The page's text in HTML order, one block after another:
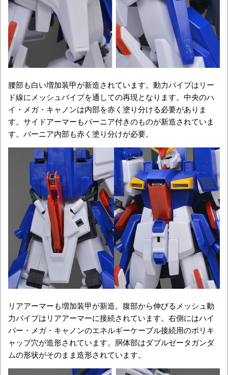
腰部も白い増加装甲が新造されています。動力パイプはリー
ド線にメッシュパイプを通しての再現となります。中央のハ
イ・メガ・キャノンは内部を赤く塗り分ける必要がありま
す。サイドアーマーもバーニア付きのものが新造されていま
す。バーニア内部も赤く塗り分けが必要。
リアアーマーも増加装甲が新造。腹部から伸びるメッシュ動
力パイプはリアアーマーに接続されています。右側にはハイ
パー・メガ・キャノンのエネルギーケーブル接続用のポリキ
ャップ穴が造形されています。胴体部はダブルゼータガンダ
ムの形状がそのまま造形されています。